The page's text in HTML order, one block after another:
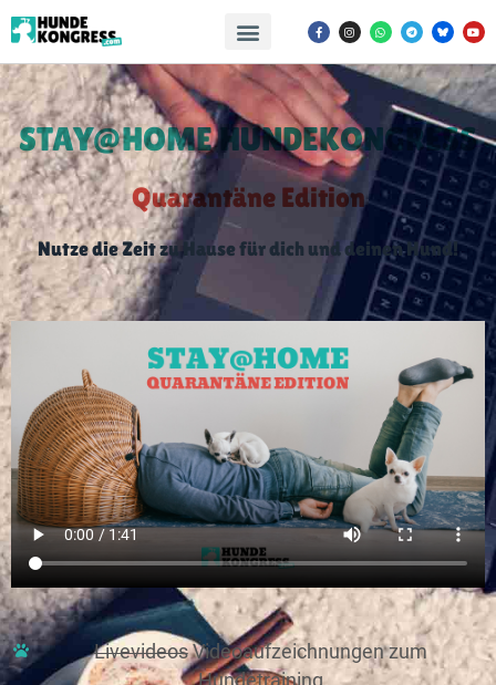
STAY@HOME HUNDEKONGRESS
Quarantäne Edition
Nutze die Zeit zu Hause für dich und deinen Hund!
LivevideosVideoaufzeichnungen zum
Hundetraining